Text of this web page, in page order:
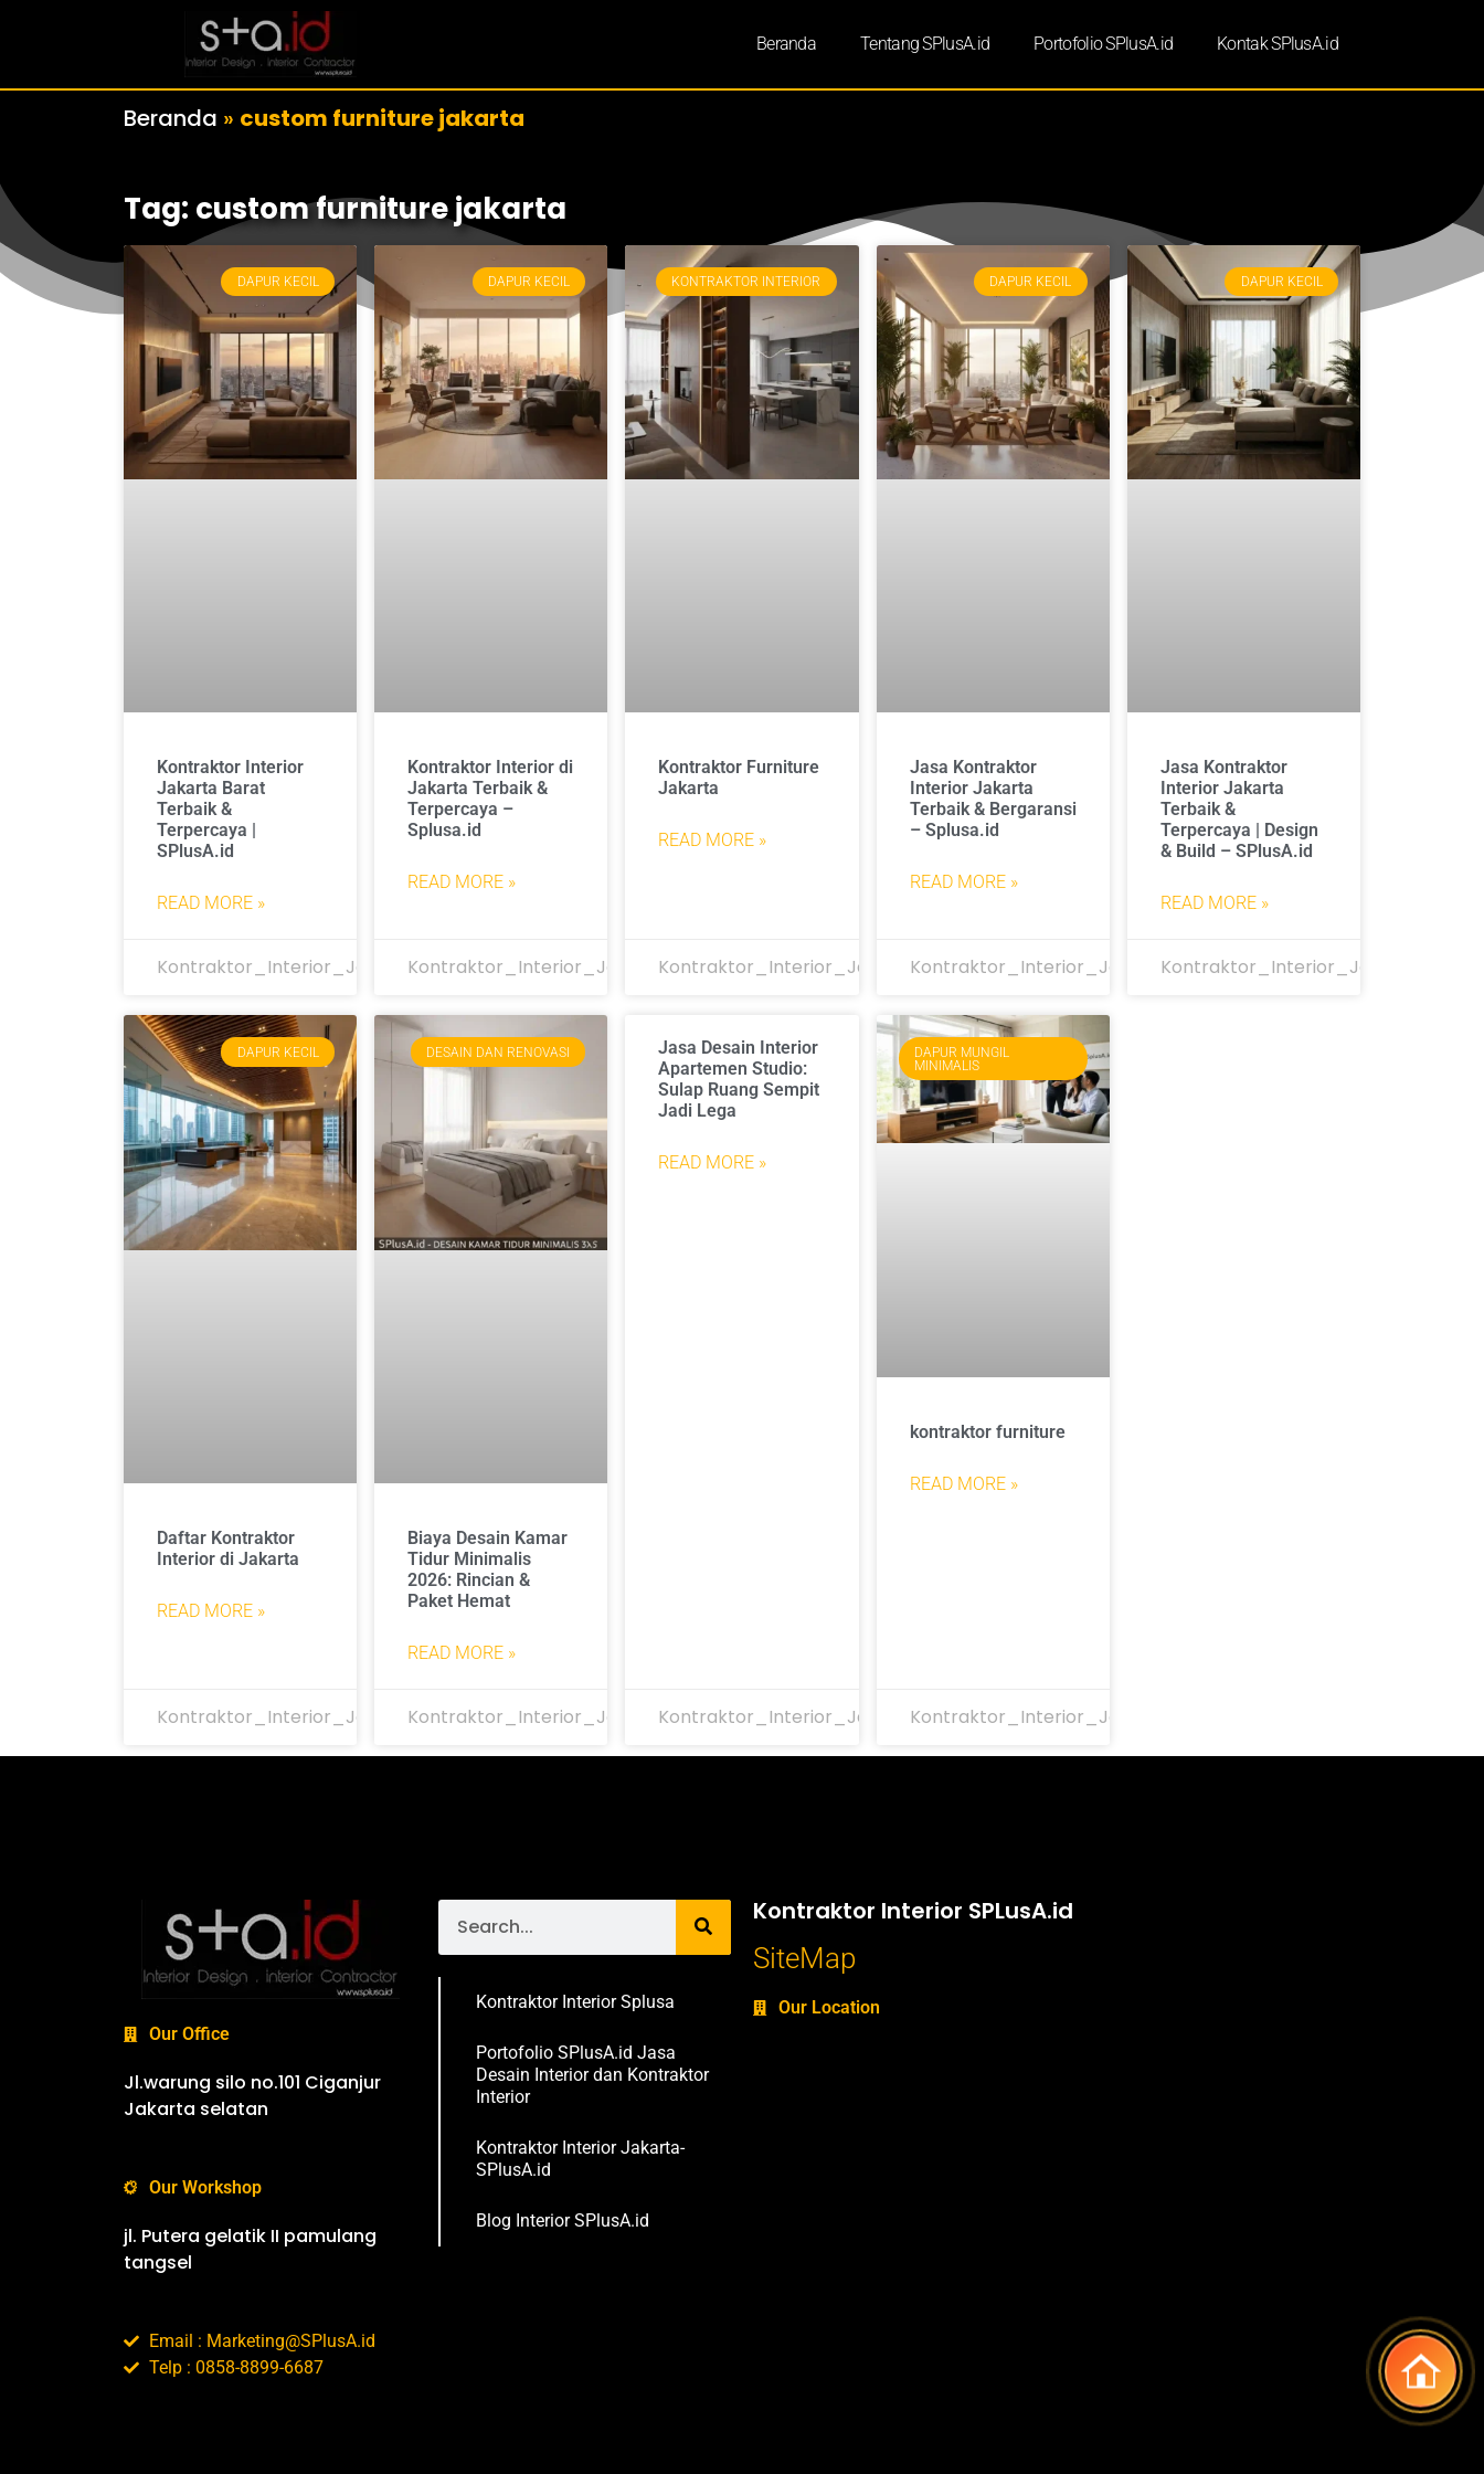
Beranda Tentang SPlusA.id Portofolio SPlusA.id Kontak SPlusA.id
Beranda » custom furniture jakarta
Tag: custom furniture jakarta
DAPUR KECIL
Kontraktor Interior
Jakarta Barat
Terbaik &
Terpercaya |
SPlusA.id
READ MORE »
Kontraktor_Interior_Jakarta
DAPUR KECIL
Kontraktor Interior di
Jakarta Terbaik &
Terpercaya –
Splusa.id
READ MORE »
Kontraktor_Interior_Jakarta
KONTRAKTOR INTERIOR
Kontraktor Furniture
Jakarta
READ MORE »
Kontraktor_Interior_Jakarta
DAPUR KECIL
Jasa Kontraktor
Interior Jakarta
Terbaik & Bergaransi
– Splusa.id
READ MORE »
Kontraktor_Interior_Jakarta
DAPUR KECIL
Jasa Kontraktor
Interior Jakarta
Terbaik &
Terpercaya | Design
& Build – SPlusA.id
READ MORE »
Kontraktor_Interior_Jakarta
DAPUR KECIL
Daftar Kontraktor
Interior di Jakarta
READ MORE »
Kontraktor_Interior_Jakarta
DESAIN DAN RENOVASI
Biaya Desain Kamar
Tidur Minimalis
2026: Rincian &
Paket Hemat
READ MORE »
Kontraktor_Interior_Jakarta
Jasa Desain Interior
Apartemen Studio:
Sulap Ruang Sempit
Jadi Lega
READ MORE »
Kontraktor_Interior_Jakarta
DAPUR MUNGIL
MINIMALIS
kontraktor furniture
READ MORE »
Kontraktor_Interior_Jakarta
Our Office
Jl.warung silo no.101 Ciganjur
Jakarta selatan
Our Workshop
jl. Putera gelatik II pamulang
tangsel
Email : Marketing@SPlusA.id
Telp : 0858-8899-6687
Kontraktor Interior Splusa
Portofolio SPlusA.id Jasa
Desain Interior dan Kontraktor
Interior
Kontraktor Interior Jakarta-
SPlusA.id
Blog Interior SPlusA.id
Kontraktor Interior SPLusA.id
SiteMap
Our Location